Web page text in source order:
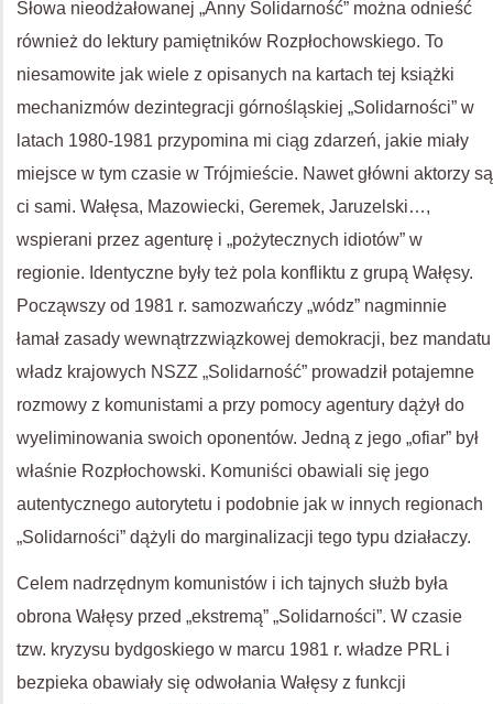
Słowa nieodżałowanej „Anny Solidarność” można odnieść
również do lektury pamiętników Rozpłochowskiego. To
niesamowite jak wiele z opisanych na kartach tej książki
mechanizmów dezintegracji górnośląskiej „Solidarności” w
latach 1980-1981 przypomina mi ciąg zdarzeń, jakie miały
miejsce w tym czasie w Trójmieście. Nawet główni aktorzy są
ci sami. Wałęsa, Mazowiecki, Geremek, Jaruzelski…,
wspierani przez agenturę i „pożytecznych idiotów” w
regionie. Identyczne były też pola konfliktu z grupą Wałęsy.
Począwszy od 1981 r. samozwańczy „wódz” nagminnie
łamał zasady wewnątrzzwiązkowej demokracji, bez mandatu
władz krajowych NSZZ „Solidarność” prowadził potajemne
rozmowy z komunistami a przy pomocy agentury dążył do
wyeliminowania swoich oponentów. Jedną z jego „ofiar” był
właśnie Rozpłochowski. Komuniści obawiali się jego
autentycznego autorytetu i podobnie jak w innych regionach
„Solidarności” dążyli do marginalizacji tego typu działaczy.
Celem nadrzędnym komunistów i ich tajnych służb była
obrona Wałęsy przed „ekstremą” „Solidarności”. W czasie
tzw. kryzysu bydgoskiego w marcu 1981 r. władze PRL i
bezpieka obawiały się odwołania Wałęsy z funkcji